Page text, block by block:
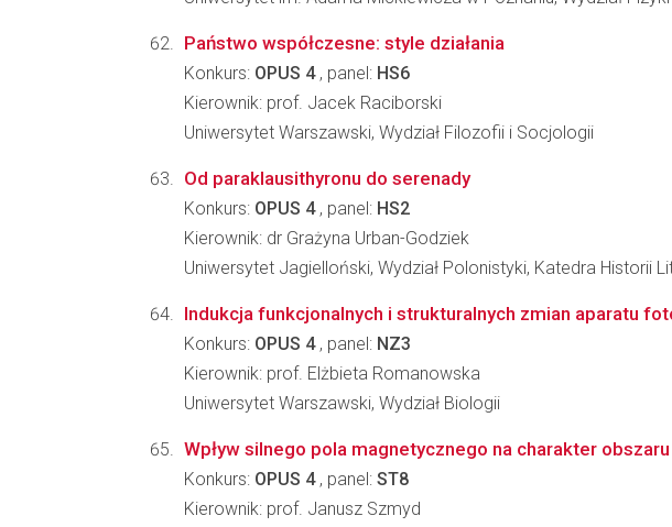
Państwo współczesne: style działania
Konkurs: OPUS 4, panel: HS6
Kierownik: prof. Jacek Raciborski
Uniwersytet Warszawski, Wydział Filozofii i Socjologii
Od paraklausithyronu do serenady
Konkurs: OPUS 4, panel: HS2
Kierownik: dr Grażyna Urban-Godziek
Uniwersytet Jagielloński, Wydział Polonistyki, Katedra Historii
Indukcja funkcjonalnych i strukturalnych zmian aparatu
Konkurs: OPUS 4, panel: NZ3
Kierownik: prof. Elżbieta Romanowska
Uniwersytet Warszawski, Wydział Biologii
Wpływ silnego pola magnetycznego na charakter
Konkurs: OPUS 4, panel: ST8
Kierownik: prof. Janusz Szmyd